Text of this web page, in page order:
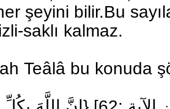
şeyini bilir.Bu
saklı kalmaz.
Teâlâ bu konuda